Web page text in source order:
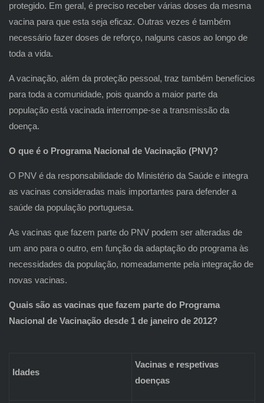
protegido. Em geral, é preciso receber várias doses da mesma
vacina para que esta seja eficaz. Outras vezes é também
necessário fazer doses de reforço, nalguns casos ao longo de
toda a vida.
A vacinação, além da proteção pessoal, traz também benefícios
para toda a comunidade, pois quando a maior parte da
população está vacinada interrompe-se a transmissão da
doença.
O que é o Programa Nacional de Vacinação (PNV)?
O PNV é da responsabilidade do Ministério da Saúde e integra
as vacinas consideradas mais importantes para defender a
saúde da população portuguesa.
As vacinas que fazem parte do PNV podem ser alteradas de
um ano para o outro, em função da adaptação do programa às
necessidades da população, nomeadamente pela integração de
novas vacinas.
Quais são as vacinas que fazem parte do Programa
Nacional de Vacinação desde 1 de janeiro de 2012?
Idades
Vacinas e respetivas
doenças